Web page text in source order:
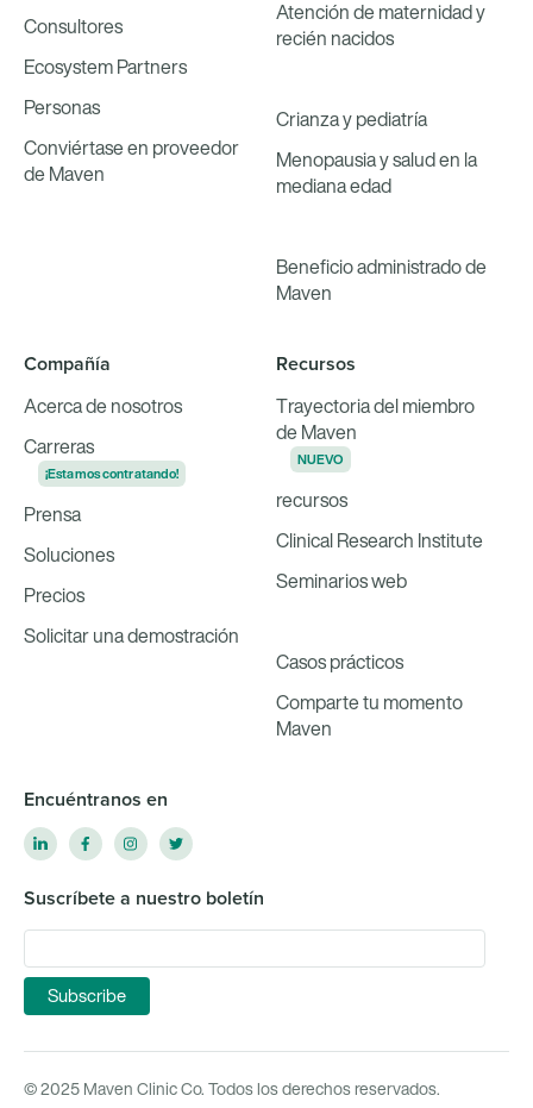
Consultores
Ecosystem Partners
Personas
Conviértase en proveedor
de Maven
Atención de maternidad y
recién nacidos
Crianza y pediatría
Menopausia y salud en la
mediana edad
Beneficio administrado de
Maven
Compañía
Acerca de nosotros
Carreras
¡Estamos contratando!
Prensa
Soluciones
Precios
Solicitar una demostración
Recursos
Trayectoria del miembro
de Maven
NUEVO
recursos
Clinical Research Institute
Seminarios web
Casos prácticos
Comparte tu momento
Maven
Encuéntranos en
Suscríbete a nuestro boletín
© 2025 Maven Clinic Co. Todos los derechos reservados.